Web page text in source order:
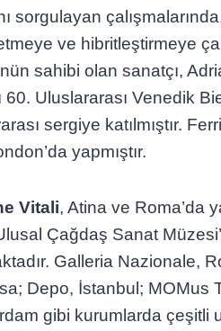
sorgulayan
ve hibritleştirmeye
sahibi olan sanatçı,
60. Uluslararası Venedik
sergiye katılmıştır.
yapmıştır.
Vitali, Atina ve Roma’da
Çağdaş Sanat
Galleria Nazionale,
Depo, İstanbul; MOMus
gibi kurumlarda çeşitli